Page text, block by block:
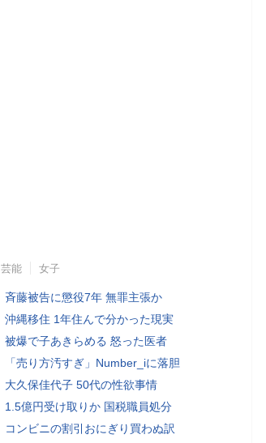
芸能 女子
斉藤被告に懲役7年 無罪主張か
沖縄移住 1年住んで分かった現実
被爆で子あきらめる 怒った医者
「売り方汚すぎ」Number_iに落胆
大久保佳代子 50代の性欲事情
1.5億円受け取りか 国税職員処分
コンビニの割引おにぎり買わぬ訳